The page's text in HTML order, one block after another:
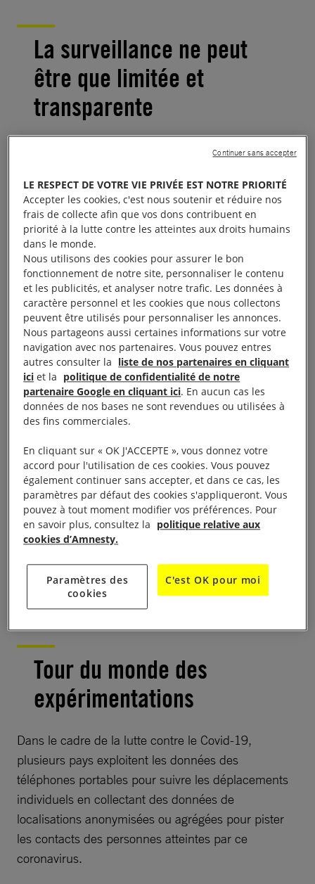
La surveillance ne peut
être que limitée et
transparente
Les gouvernements ont l’obligation de garantir le
épidémies. Ils peuvent donc restreindre
temporairement certains droits humains afin de
répondre rapidement et de manière coordonnée à
des situations d’urgence sanitaire. Mais ces
restrictions doiventrespecter des critères très
stricts .
Les gouvernements doivent pouvoir démontrer :
que les mesures mises en place
entrent dans le cadre de la loi ;
qu’elles sont nécessaires,
proportionnées et temporaires ;
que leur mise en place se fait
dans la transparence et avec un
suivi adapté.
En pratique, cela signifie que les mesures de
surveillance mises en place doiventcorrespondre
aux mesures les moins intrusivespour atteindre
inédite, mais la législation relative aux droits
humains continue de s’appliquer.
Tour du monde des
expérimentations
Dans le cadre de la lutte contre le Covid-19,
plusieurs pays exploitent les données des
téléphones portables pour suivre les déplacements
individuels en collectant des données de
localisations anonymisées ou agrégées pour pister
les contacts des personnes atteintes par ce
coronavirus.
LE RESPECT DE VOTRE VIE PRIVÉE EST NOTRE PRIORITÉ
Accepter les cookies, c'est nous soutenir et réduire nos
frais de collecte afin que vos dons contribuent en
priorité à la lutte contre les atteintes aux droits humains
dans le monde.
Nous utilisons des cookies pour assurer le bon
fonctionnement de notre site, personnaliser le contenu
et les publicités, et analyser notre trafic. Les données à
caractère personnel et les cookies que nous collectons
peuvent être utilisés pour personnaliser les annonces.
Nous partageons aussi certaines informations sur votre
navigation avec nos partenaires. Vous pouvez entres
autres consulter la liste de nos partenaires en cliquant
ici et la politique de confidentialité de notre
partenaire Google en cliquant ici. En aucun cas les
données de nos bases ne sont revendues ou utilisées à
des fins commerciales.
En cliquant sur « OK J'ACCEPTE », vous donnez votre
accord pour l'utilisation de ces cookies. Vous pouvez
également continuer sans accepter, et dans ce cas, les
paramètres par défaut des cookies s'appliqueront. Vous
pouvez à tout moment modifier vos préférences. Pour
en savoir plus, consultez la politique relative aux
cookies d’Amnesty.
Paramètres des
cookies
C'est OK pour moi
Continuer sans accepter